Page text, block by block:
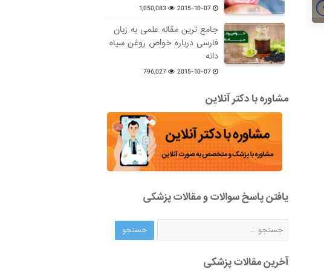
2015-10-07
1,050,083
جامع ترین مقاله علمی به زبان
فارسی درباره خواص روغن سیاه
دانه
2015-10-07
796,027
مشاوره با دکتر آنلاین
یافتن پاسخ سوالات و مقالات پزشکی
آخرین مقالات پزشکی